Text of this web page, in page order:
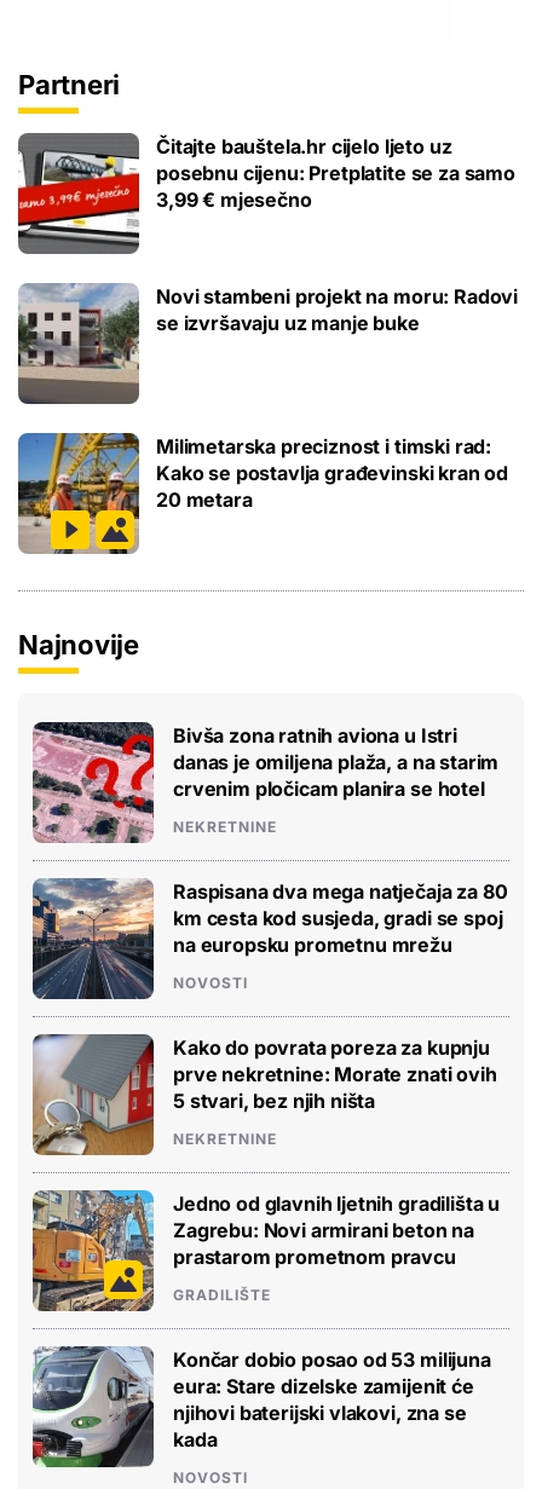
Partneri
Čitajte bauštela.hr cijelo ljeto uz
posebnu cijenu: Pretplatite se za samo
3,99 € mjesečno
Novi stambeni projekt na moru: Radovi
se izvršavaju uz manje buke
Milimetarska preciznost i timski rad:
Kako se postavlja građevinski kran od
20 metara
Najnovije
Bivša zona ratnih aviona u Istri
danas je omiljena plaža, a na starim
crvenim pločicam planira se hotel
NEKRETNINE
Raspisana dva mega natječaja za 80
km cesta kod susjeda, gradi se spoj
na europsku prometnu mrežu
NOVOSTI
Kako do povrata poreza za kupnju
prve nekretnine: Morate znati ovih
5 stvari, bez njih ništa
NEKRETNINE
Jedno od glavnih ljetnih gradilišta u
Zagrebu: Novi armirani beton na
prastarom prometnom pravcu
GRADILIŠTE
Končar dobio posao od 53 milijuna
eura: Stare dizelske zamijenit će
njihovi baterijski vlakovi, zna se
kada
NOVOSTI